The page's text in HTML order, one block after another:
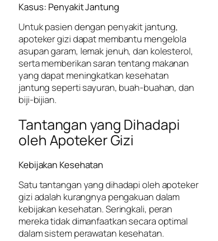
Kasus: Penyakit Jantung
Untuk pasien dengan penyakit jantung,
apoteker gizi dapat membantu mengelola
asupan garam, lemak jenuh, dan kolesterol,
serta memberikan saran tentang makanan
yang dapat meningkatkan kesehatan
jantung seperti sayuran, buah-buahan, dan
biji-bijian.
Tantangan yang Dihadapi
oleh Apoteker Gizi
Kebijakan Kesehatan
Satu tantangan yang dihadapi oleh apoteker
gizi adalah kurangnya pengakuan dalam
kebijakan kesehatan. Seringkali, peran
mereka tidak dimanfaatkan secara optimal
dalam sistem perawatan kesehatan.